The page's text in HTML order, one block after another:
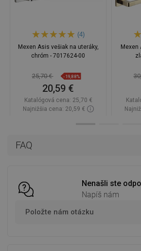
FAQ
Nenašli ste
Napíš nám
Položte nám otázku
(4)
Mexen Asis vešiak na uteráky,
chróm - 7017624-00
25,70 € -19,88%
20,59 €
Katalógová cena: 25,70 €
Najnižšia cena: 20,59 €
Mexen